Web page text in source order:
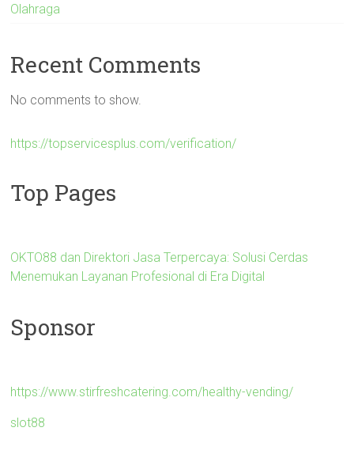
Olahraga
Recent Comments
No comments to show.
https://topservicesplus.com/verification/
Top Pages
OKTO88 dan Direktori Jasa Terpercaya: Solusi Cerdas
Menemukan Layanan Profesional di Era Digital
Sponsor
https://www.stirfreshcatering.com/healthy-vending/
slot88